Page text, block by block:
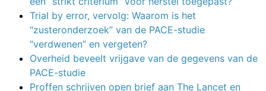
Trial by error, vervolg: Waarom is het
“zusteronderzoek” van de PACE-studie
“verdwenen” en vergeten?
Overheid beveelt vrijgave van de gegevens van de
PACE-studie
Proffen schrijven open brief aan The Lancet en